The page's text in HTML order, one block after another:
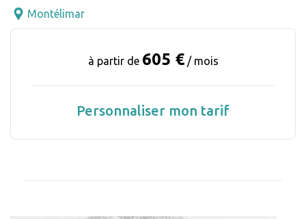
Montélimar
à partir de 605 € / mois
Personnaliser mon tarif